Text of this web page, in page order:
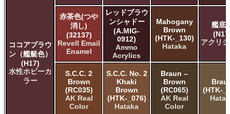
ＧＳＩクレオス Mr.カラー 色ノ源
ＧＳＩクレオス Mr.カラー スーパーメタリック
ＧＳＩクレオス Mr.カラー スーパーメタリック 2
ＧＳＩクレオス Mr.カラースプレー
ＧＳＩクレオス Mr.クリアカラーGX
ＧＳＩクレオス Mr.クリスタルカラー
ＧＳＩクレオス Mr.サーフェイサー/プライマー
ＧＳＩクレオス Mr.トップコート
ＧＳＩクレオス Mr.メタリックカラーGX
ＧＳＩクレオス Mr.メタルカラー
ココアブラウ
ン（艦艇色）
(H17)
水性ホビーカ
ラー
赤茶色(つや
消し)
(32137)
Revell Email
Enamel
レッドブラウ
ンシャドー
(A.MIG-
0912)
Ammo
Acrylics
Mahogany
Brown
(HTK-_130)
Hataka
艦底
アクリ
S.C.C. 2
Brown
(RC035)
AK Real
Color
S.C.C. No. 2
Khaki
Brown
(HTK-_076)
Hataka
Braun –
Brown
(RC065)
AK Real
Color
(HTK-